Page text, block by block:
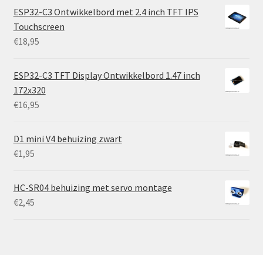
ESP32-C3 Ontwikkelbord met 2.4 inch TFT IPS
Touchscreen
€18,95
ESP32-C3 TFT Display Ontwikkelbord 1.47 inch
172x320
€16,95
D1 mini V4 behuizing zwart
€1,95
HC-SR04 behuizing met servo montage
€2,45